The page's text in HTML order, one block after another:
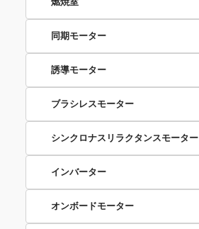
同期モーター
誘導モーター
ブラシレスモーター
シンクロナスリラクタンスモーター
インバーター
オンボードモーター